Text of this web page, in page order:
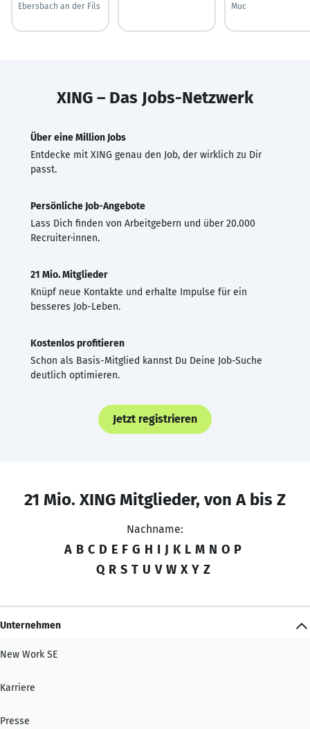
Ebersbach an der Fils
Muc
XING – Das Jobs-Netzwerk
Über eine Million Jobs
Entdecke mit XING genau den Job, der wirklich zu Dir
passt.
Persönliche Job-Angebote
Lass Dich finden von Arbeitgebern und über 20.000
Recruiter·innen.
21 Mio. Mitglieder
Knüpf neue Kontakte und erhalte Impulse für ein
besseres Job-Leben.
Kostenlos profitieren
Schon als Basis-Mitglied kannst Du Deine Job-Suche
deutlich optimieren.
Jetzt registrieren
21 Mio. XING Mitglieder, von A bis Z
Nachname:
A B C D E F G H I J K L M N O P
Q R S T U V W X Y Z
Unternehmen
New Work SE
Karriere
Presse